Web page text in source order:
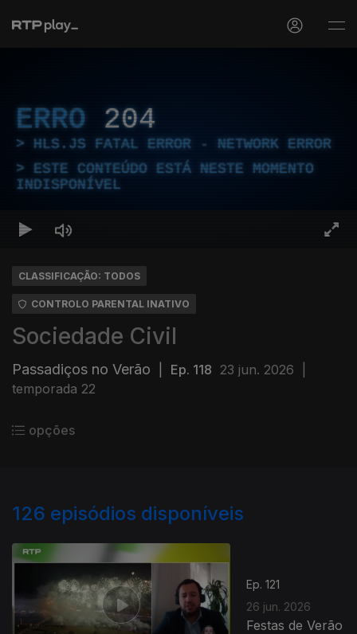
ERRO 204
HLS.JS FATAL ERROR - NETWORK ERROR
ESTE CONTEÚDO ESTÁ NESTE MOMENTO
INDISPONÍVEL
CLASSIFICAÇÃO: TODOS
CONTROLO PARENTAL INATIVO
Sociedade Civil
Passadiços no Verão Ep. 118 23 jun. 2026
temporada 22
opções
126 episódios disponíveis
Ep. 121
26 jun. 2026
Festas de Verão